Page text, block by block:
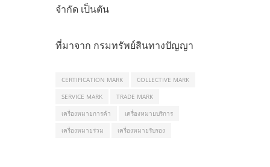
จำกัด เป็นตัน
ที่มาจาก กรมทรัพย์สินทางปัญญา
CERTIFICATION MARK
COLLECTIVE MARK
SERVICE MARK
TRADE MARK
เครื่องหมายการค้า
เครื่องหมายบริการ
เครื่องหมายร่วม
เครื่องหมายรับรอง